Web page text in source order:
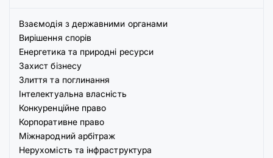
Взаємодія з державними органами
Вирішення спорів
Енергетика та природні ресурси
Захист бізнесу
Злиття та поглинання
Інтелектуальна власність
Конкуренційне право
Корпоративне право
Міжнародний арбітраж
Нерухомість та інфраструктура